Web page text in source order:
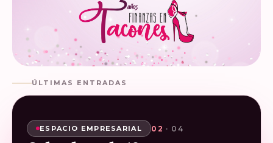
ÚLTIMAS ENTRADAS
SHOPPING INTELIGENTE 01 · 04
ESPACIO EMPRESARIAL 02 · 04
ESPACIO EMPRESARIAL 03 · 04
ESPACIO EMPRESARIAL 04 · 04